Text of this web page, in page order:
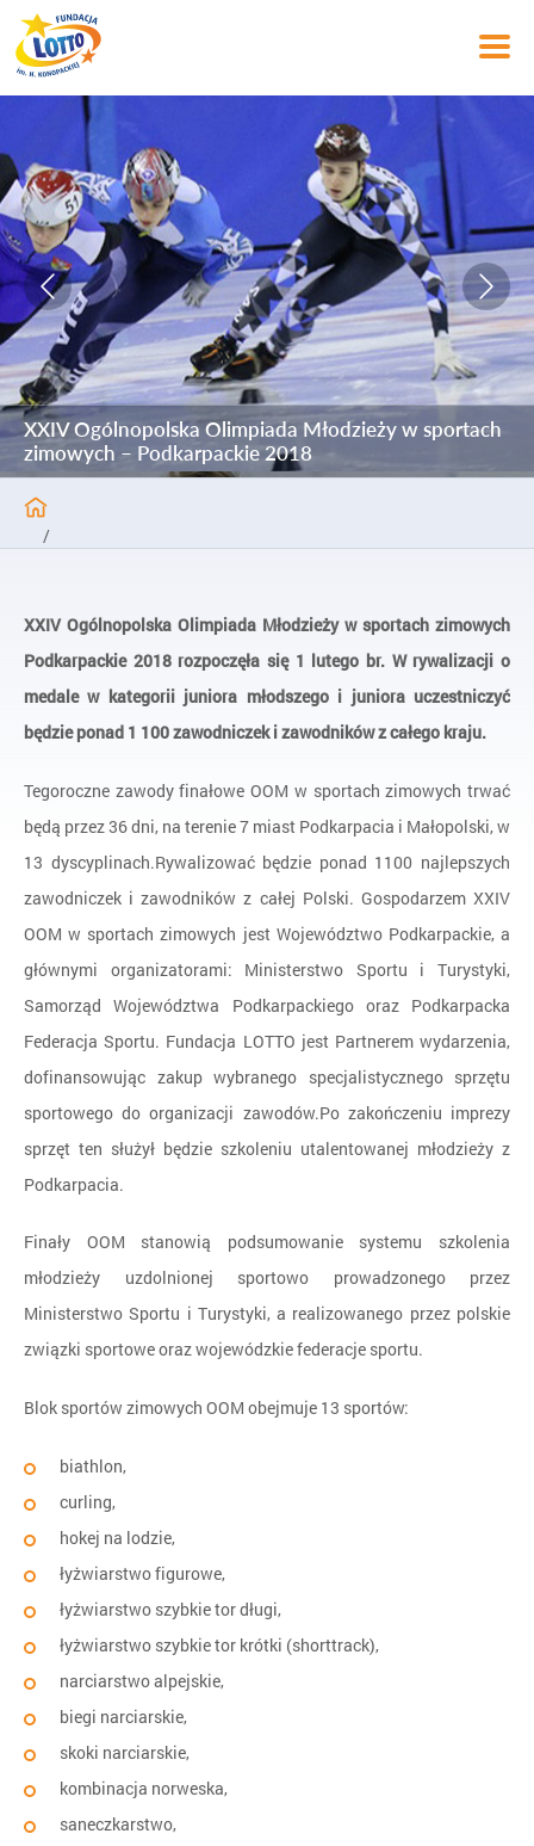
XXIV Ogólnopolska Olimpiada Młodzieży w sportach
zimowych – Podkarpackie 2018
/
Ogólnopolskie Olimpiady Młodzieży
XXIV Ogólnopolska Olimpiada Młodzieży w sportach
XXIV Ogólnopolska Olimpiada Młodzieży w sportach zimowych
Podkarpackie 2018 rozpoczęła się 1 lutego br. W rywalizacji o
medale w kategorii juniora młodszego i juniora uczestniczyć
będzie ponad 1 100 zawodniczek i zawodników z całego kraju.
Tegoroczne zawody finałowe OOM w sportach zimowych trwać
będą przez 36 dni, na terenie 7 miast Podkarpacia i Małopolski, w
13 dyscyplinach.Rywalizować będzie ponad 1100 najlepszych
zawodniczek i zawodników z całej Polski. Gospodarzem XXIV
OOM w sportach zimowych jest Województwo Podkarpackie, a
głównymi organizatorami: Ministerstwo Sportu i Turystyki,
Samorząd Województwa Podkarpackiego oraz Podkarpacka
Federacja Sportu. Fundacja LOTTO jest Partnerem wydarzenia,
dofinansowując zakup wybranego specjalistycznego sprzętu
sportowego do organizacji zawodów.Po zakończeniu imprezy
sprzęt ten służył będzie szkoleniu utalentowanej młodzieży z
Podkarpacia.
Finały OOM stanowią podsumowanie systemu szkolenia
młodzieży uzdolnionej sportowo prowadzonego przez
Ministerstwo Sportu i Turystyki, a realizowanego przez polskie
związki sportowe oraz wojewódzkie federacje sportu.
Blok sportów zimowych OOM obejmuje 13 sportów:
biathlon,
curling,
hokej na lodzie,
łyżwiarstwo figurowe,
łyżwiarstwo szybkie tor długi,
łyżwiarstwo szybkie tor krótki (shorttrack),
narciarstwo alpejskie,
biegi narciarskie,
skoki narciarskie,
kombinacja norweska,
saneczkarstwo,